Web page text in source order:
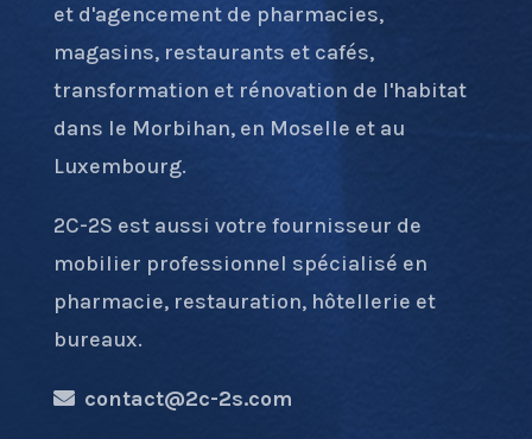
et d'agencement de pharmacies,
magasins, restaurants et cafés,
transformation et rénovation de l'habitat
dans le Morbihan, en Moselle et au
Luxembourg.
2C-2S est aussi votre fournisseur de
mobilier professionnel spécialisé en
pharmacie, restauration, hôtellerie et
bureaux.
contact@2c-2s.com